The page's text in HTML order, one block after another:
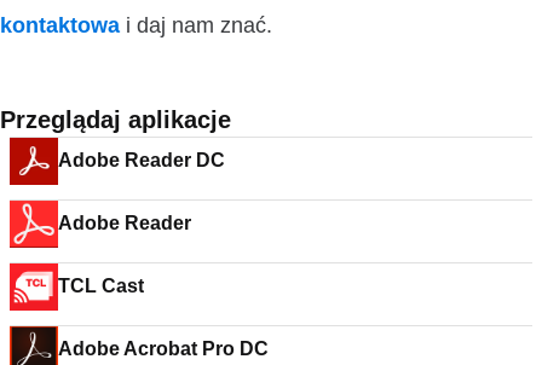
kontaktowa i daj nam znać.
Przeglądaj aplikacje
Adobe Reader DC
Adobe Reader
TCL Cast
Adobe Acrobat Pro DC